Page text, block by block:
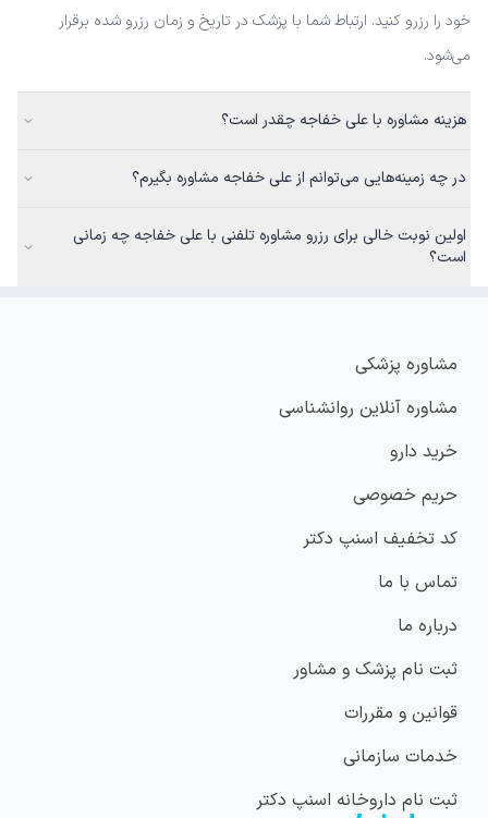
خود را رزرو کنید. ارتباط شما با پزشک در تاریخ و زمان رزرو شده برقرار
می‌شود.
هزینه مشاوره با علی خفاجه چقدر است؟
در چه زمینه‌هایی می‌توانم از علی خفاجه مشاوره بگیرم؟
اولین نوبت خالی برای رزرو مشاوره تلفنی با علی خفاجه چه زمانی
است؟
مشاوره پزشکی
مشاوره آنلاین روانشناسی
خرید دارو
حریم خصوصی
کد تخفیف اسنپ دکتر
تماس با ما
درباره ما
ثبت نام پزشک و مشاور
قوانین و مقررات
خدمات سازمانی
ثبت نام داروخانه اسنپ دکتر